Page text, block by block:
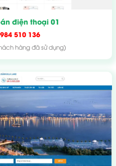
điện thoại 01
510 136
hàng đã sử dụng)